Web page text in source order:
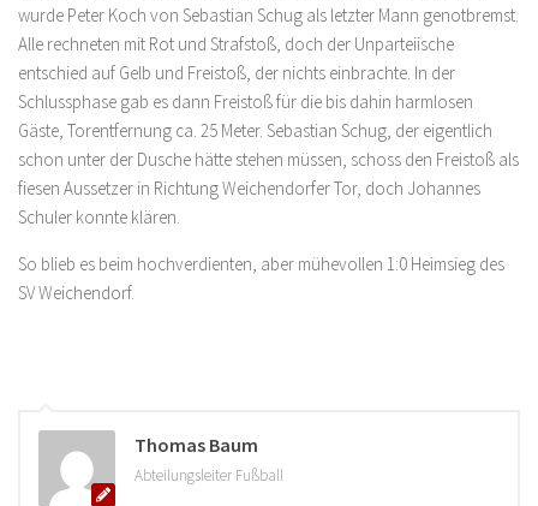
wurde Peter Koch von Sebastian Schug als letzter Mann genotbremst.
Alle rechneten mit Rot und Strafstoß, doch der Unparteiische
entschied auf Gelb und Freistoß, der nichts einbrachte. In der
Schlussphase gab es dann Freistoß für die bis dahin harmlosen
Gäste, Torentfernung ca. 25 Meter. Sebastian Schug, der eigentlich
schon unter der Dusche hätte stehen müssen, schoss den Freistoß als
fiesen Aussetzer in Richtung Weichendorfer Tor, doch Johannes
Schuler konnte klären.
So blieb es beim hochverdienten, aber mühevollen 1:0 Heimsieg des
SV Weichendorf.
Thomas Baum
Abteilungsleiter Fußball